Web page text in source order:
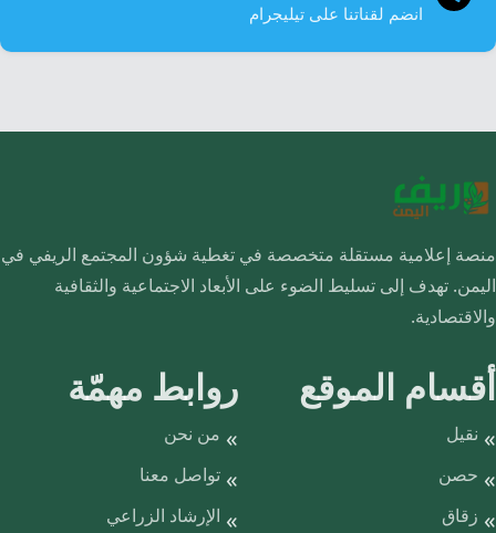
انضم لقناتنا على تيليجرام
منصة إعلامية مستقلة متخصصة في تغطية شؤون المجتمع الريفي في
اليمن. تهدف إلى تسليط الضوء على الأبعاد الاجتماعية والثقافية
والاقتصادية.
أقسام الموقع
نقيل
حصن
زقاق
روابط مهمّة
من نحن
تواصل معنا
الإرشاد الزراعي